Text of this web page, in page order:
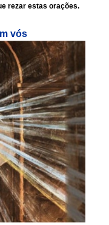
rezar estas orações.
vós